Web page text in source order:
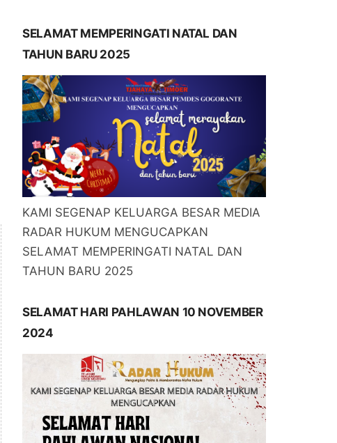
SELAMAT MEMPERINGATI NATAL DAN
TAHUN BARU 2025
KAMI SEGENAP KELUARGA BESAR MEDIA
RADAR HUKUM MENGUCAPKAN
SELAMAT MEMPERINGATI NATAL DAN
TAHUN BARU 2025
SELAMAT HARI PAHLAWAN 10 NOVEMBER
2024